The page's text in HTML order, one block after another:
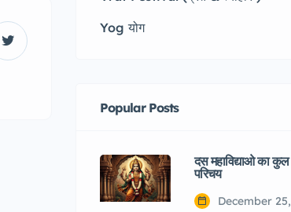
Yog योग
Popular Posts
दस महाविद्याओ का कुल
परिचय
December 25,